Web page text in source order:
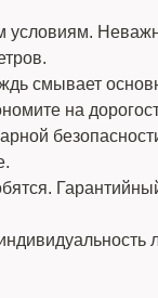
условиям.
смывает
на